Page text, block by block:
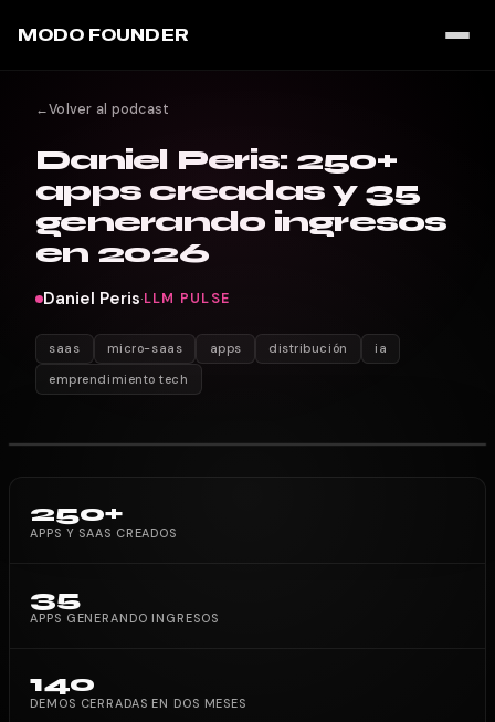
MODO FOUNDER
←Volver al podcast
Daniel Peris: 250+
apps creadas y 35
generando ingresos
en 2026
Daniel Peris·LLM PULSE
saas micro-saas apps distribución
ia
emprendimiento tech
250+
APPS Y SAAS CREADOS
35
APPS GENERANDO INGRESOS
140
DEMOS CERRADAS EN DOS MESES